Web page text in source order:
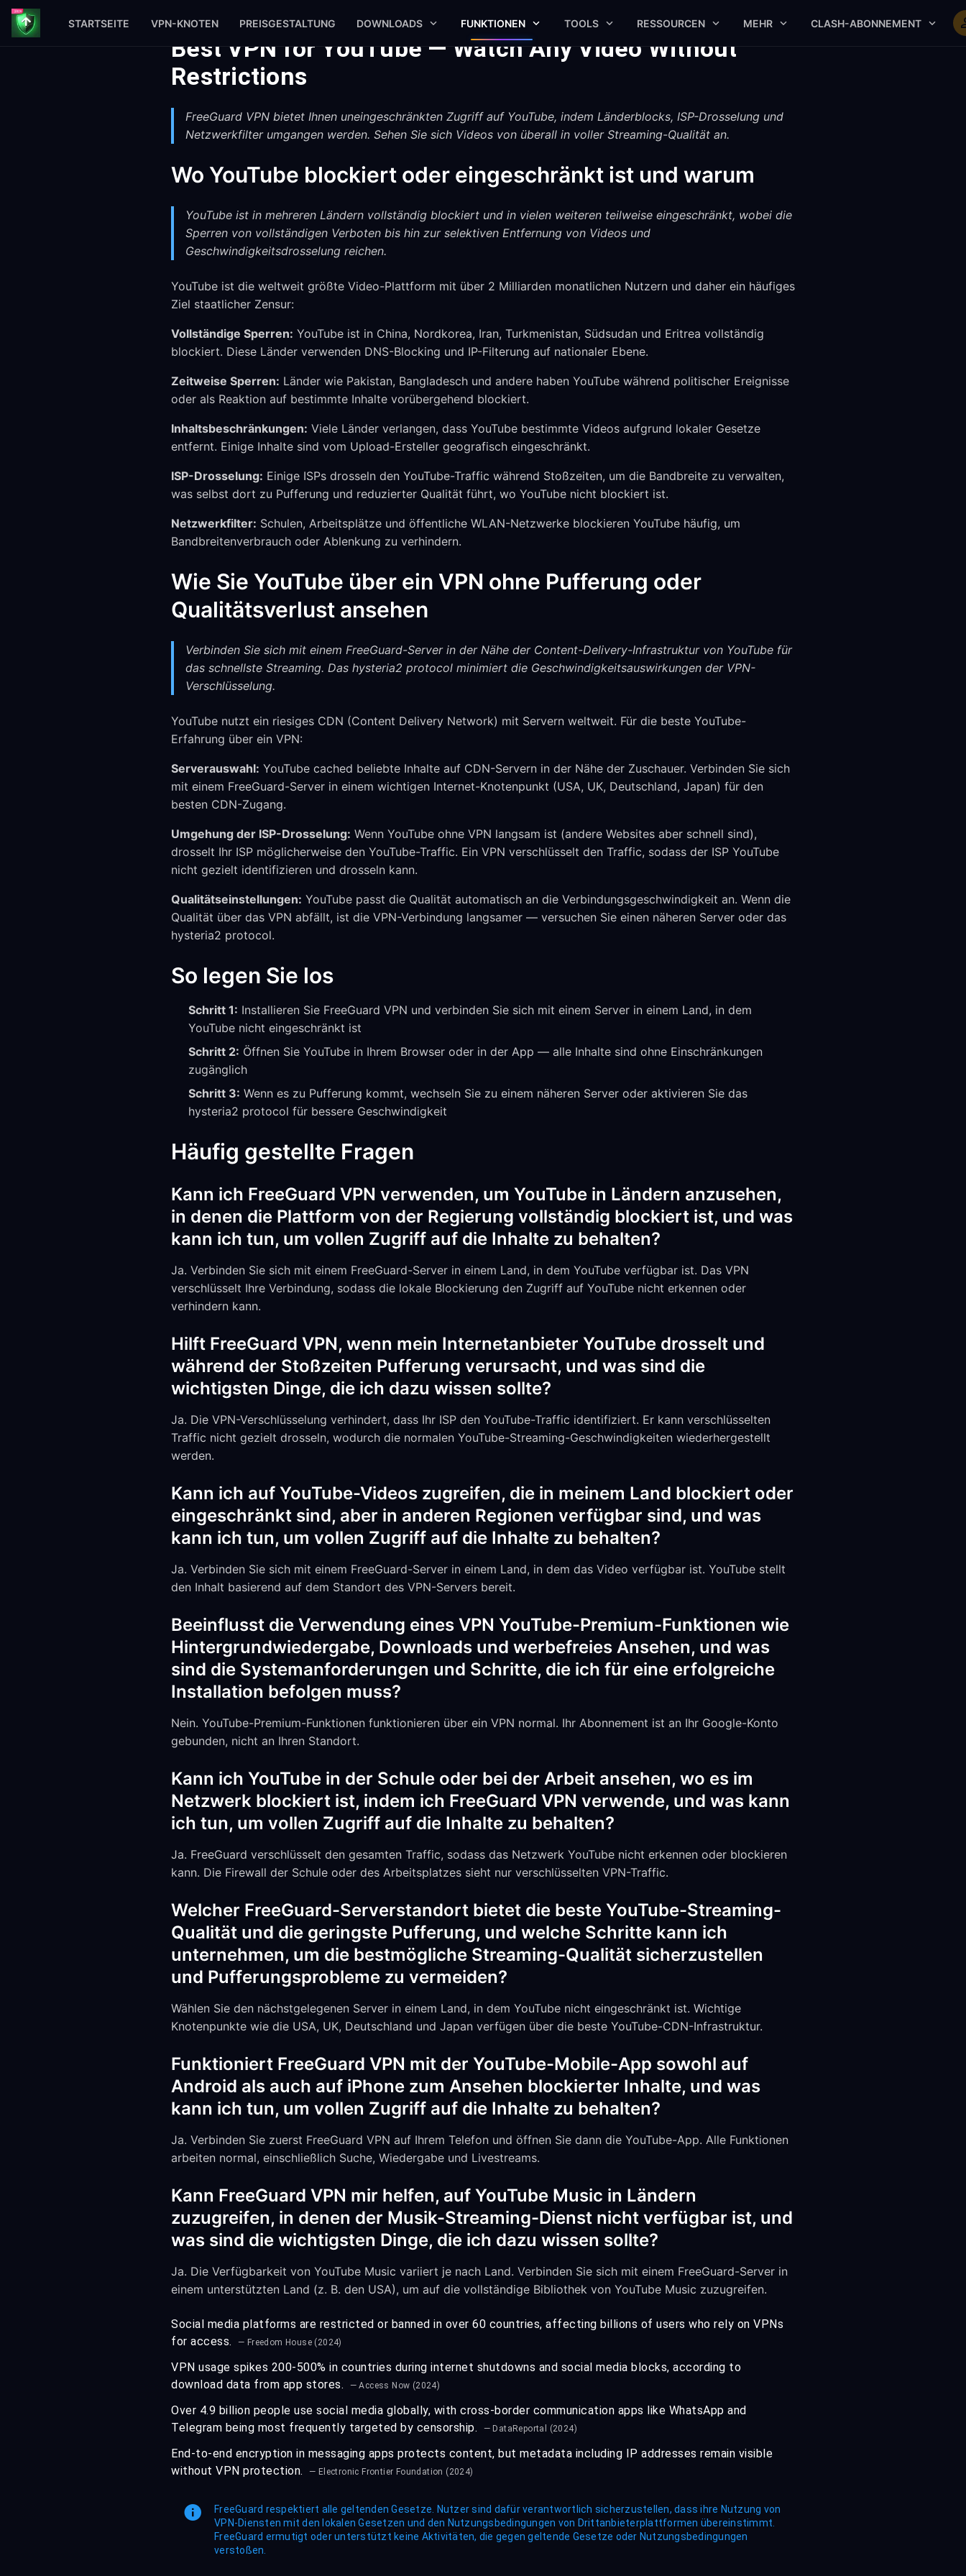
STARTSEITE VPN-KNOTEN PREISGESTALTUNG DOWNLOADS FUNKTIONEN TOOLS RESSOURCEN MEHR CLASH-ABONNEMENT
Best VPN for YouTube — Watch Any Video Without
Restrictions
FreeGuard VPN bietet Ihnen uneingeschränkten Zugriff auf YouTube, indem Länderblocks, ISP-Drosselung und
Netzwerkfilter umgangen werden. Sehen Sie sich Videos von überall in voller Streaming-Qualität an.
Wo YouTube blockiert oder eingeschränkt ist und warum
YouTube ist in mehreren Ländern vollständig blockiert und in vielen weiteren teilweise eingeschränkt, wobei die
Sperren von vollständigen Verboten bis hin zur selektiven Entfernung von Videos und
Geschwindigkeitsdrosselung reichen.
YouTube ist die weltweit größte Video-Plattform mit über 2 Milliarden monatlichen Nutzern und daher ein häufiges
Ziel staatlicher Zensur:
Vollständige Sperren: YouTube ist in China, Nordkorea, Iran, Turkmenistan, Südsudan und Eritrea vollständig
blockiert. Diese Länder verwenden DNS-Blocking und IP-Filterung auf nationaler Ebene.
Zeitweise Sperren: Länder wie Pakistan, Bangladesch und andere haben YouTube während politischer Ereignisse
oder als Reaktion auf bestimmte Inhalte vorübergehend blockiert.
Inhaltsbeschränkungen: Viele Länder verlangen, dass YouTube bestimmte Videos aufgrund lokaler Gesetze
entfernt. Einige Inhalte sind vom Upload-Ersteller geografisch eingeschränkt.
ISP-Drosselung: Einige ISPs drosseln den YouTube-Traffic während Stoßzeiten, um die Bandbreite zu verwalten,
was selbst dort zu Pufferung und reduzierter Qualität führt, wo YouTube nicht blockiert ist.
Netzwerkfilter: Schulen, Arbeitsplätze und öffentliche WLAN-Netzwerke blockieren YouTube häufig, um
Bandbreitenverbrauch oder Ablenkung zu verhindern.
Wie Sie YouTube über ein VPN ohne Pufferung oder
Qualitätsverlust ansehen
Verbinden Sie sich mit einem FreeGuard-Server in der Nähe der Content-Delivery-Infrastruktur von YouTube für
das schnellste Streaming. Das hysteria2 protocol minimiert die Geschwindigkeitsauswirkungen der VPN-
Verschlüsselung.
YouTube nutzt ein riesiges CDN (Content Delivery Network) mit Servern weltweit. Für die beste YouTube-
Erfahrung über ein VPN:
Serverauswahl: YouTube cached beliebte Inhalte auf CDN-Servern in der Nähe der Zuschauer. Verbinden Sie sich
mit einem FreeGuard-Server in einem wichtigen Internet-Knotenpunkt (USA, UK, Deutschland, Japan) für den
besten CDN-Zugang.
Umgehung der ISP-Drosselung: Wenn YouTube ohne VPN langsam ist (andere Websites aber schnell sind),
drosselt Ihr ISP möglicherweise den YouTube-Traffic. Ein VPN verschlüsselt den Traffic, sodass der ISP YouTube
nicht gezielt identifizieren und drosseln kann.
Qualitätseinstellungen: YouTube passt die Qualität automatisch an die Verbindungsgeschwindigkeit an. Wenn die
Qualität über das VPN abfällt, ist die VPN-Verbindung langsamer — versuchen Sie einen näheren Server oder das
hysteria2 protocol.
So legen Sie los
Schritt 1: Installieren Sie FreeGuard VPN und verbinden Sie sich mit einem Server in einem Land, in dem
YouTube nicht eingeschränkt ist
Schritt 2: Öffnen Sie YouTube in Ihrem Browser oder in der App — alle Inhalte sind ohne Einschränkungen
zugänglich
Schritt 3: Wenn es zu Pufferung kommt, wechseln Sie zu einem näheren Server oder aktivieren Sie das
hysteria2 protocol für bessere Geschwindigkeit
Häufig gestellte Fragen
Kann ich FreeGuard VPN verwenden, um YouTube in Ländern anzusehen,
in denen die Plattform von der Regierung vollständig blockiert ist, und was
kann ich tun, um vollen Zugriff auf die Inhalte zu behalten?
Ja. Verbinden Sie sich mit einem FreeGuard-Server in einem Land, in dem YouTube verfügbar ist. Das VPN
verschlüsselt Ihre Verbindung, sodass die lokale Blockierung den Zugriff auf YouTube nicht erkennen oder
verhindern kann.
Hilft FreeGuard VPN, wenn mein Internetanbieter YouTube drosselt und
während der Stoßzeiten Pufferung verursacht, und was sind die
wichtigsten Dinge, die ich dazu wissen sollte?
Ja. Die VPN-Verschlüsselung verhindert, dass Ihr ISP den YouTube-Traffic identifiziert. Er kann verschlüsselten
Traffic nicht gezielt drosseln, wodurch die normalen YouTube-Streaming-Geschwindigkeiten wiederhergestellt
werden.
Kann ich auf YouTube-Videos zugreifen, die in meinem Land blockiert oder
eingeschränkt sind, aber in anderen Regionen verfügbar sind, und was
kann ich tun, um vollen Zugriff auf die Inhalte zu behalten?
Ja. Verbinden Sie sich mit einem FreeGuard-Server in einem Land, in dem das Video verfügbar ist. YouTube stellt
den Inhalt basierend auf dem Standort des VPN-Servers bereit.
Beeinflusst die Verwendung eines VPN YouTube-Premium-Funktionen wie
Hintergrundwiedergabe, Downloads und werbefreies Ansehen, und was
sind die Systemanforderungen und Schritte, die ich für eine erfolgreiche
Installation befolgen muss?
Nein. YouTube-Premium-Funktionen funktionieren über ein VPN normal. Ihr Abonnement ist an Ihr Google-Konto
gebunden, nicht an Ihren Standort.
Kann ich YouTube in der Schule oder bei der Arbeit ansehen, wo es im
Netzwerk blockiert ist, indem ich FreeGuard VPN verwende, und was kann
ich tun, um vollen Zugriff auf die Inhalte zu behalten?
Ja. FreeGuard verschlüsselt den gesamten Traffic, sodass das Netzwerk YouTube nicht erkennen oder blockieren
kann. Die Firewall der Schule oder des Arbeitsplatzes sieht nur verschlüsselten VPN-Traffic.
Welcher FreeGuard-Serverstandort bietet die beste YouTube-Streaming-
Qualität und die geringste Pufferung, und welche Schritte kann ich
unternehmen, um die bestmögliche Streaming-Qualität sicherzustellen
und Pufferungsprobleme zu vermeiden?
Wählen Sie den nächstgelegenen Server in einem Land, in dem YouTube nicht eingeschränkt ist. Wichtige
Knotenpunkte wie die USA, UK, Deutschland und Japan verfügen über die beste YouTube-CDN-Infrastruktur.
Funktioniert FreeGuard VPN mit der YouTube-Mobile-App sowohl auf
Android als auch auf iPhone zum Ansehen blockierter Inhalte, und was
kann ich tun, um vollen Zugriff auf die Inhalte zu behalten?
Ja. Verbinden Sie zuerst FreeGuard VPN auf Ihrem Telefon und öffnen Sie dann die YouTube-App. Alle Funktionen
arbeiten normal, einschließlich Suche, Wiedergabe und Livestreams.
Kann FreeGuard VPN mir helfen, auf YouTube Music in Ländern
zuzugreifen, in denen der Musik-Streaming-Dienst nicht verfügbar ist, und
was sind die wichtigsten Dinge, die ich dazu wissen sollte?
Ja. Die Verfügbarkeit von YouTube Music variiert je nach Land. Verbinden Sie sich mit einem FreeGuard-Server in
einem unterstützten Land (z. B. den USA), um auf die vollständige Bibliothek von YouTube Music zuzugreifen.
Social media platforms are restricted or banned in over 60 countries, affecting billions of users who rely on VPNs
for access.
— Freedom House (2024)
VPN usage spikes 200-500% in countries during internet shutdowns and social media blocks, according to
download data from app stores.
— Access Now (2024)
Over 4.9 billion people use social media globally, with cross-border communication apps like WhatsApp and
Telegram being most frequently targeted by censorship.
— DataReportal (2024)
End-to-end encryption in messaging apps protects content, but metadata including IP addresses remain visible
without VPN protection.
— Electronic Frontier Foundation (2024)
FreeGuard respektiert alle geltenden Gesetze. Nutzer sind dafür verantwortlich sicherzustellen, dass ihre Nutzung von
VPN-Diensten mit den lokalen Gesetzen und den Nutzungsbedingungen von Drittanbieterplattformen übereinstimmt.
FreeGuard ermutigt oder unterstützt keine Aktivitäten, die gegen geltende Gesetze oder Nutzungsbedingungen
verstoßen.